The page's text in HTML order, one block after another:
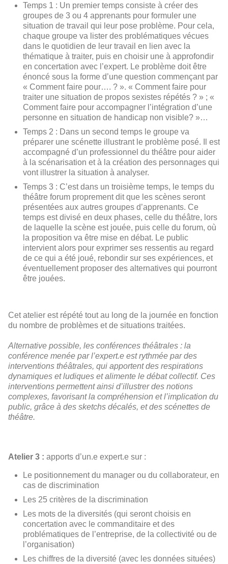
Temps 1 : Un premier temps consiste à créer des
groupes de 3 ou 4 apprenants pour formuler une
situation de travail qui leur pose problème. Pour cela,
chaque groupe va lister des problématiques vécues
dans le quotidien de leur travail en lien avec la
thématique à traiter, puis en choisir une à approfondir
en concertation avec l’expert. Le problème doit être
énoncé sous la forme d’une question commençant par
« Comment faire pour…. ? ». « Comment faire pour
traiter une situation de propos sexistes répétés ? » ; «
Comment faire pour accompagner l’intégration d’une
personne en situation de handicap non visible? »…
Temps 2 : Dans un second temps le groupe va
préparer une scénette illustrant le problème posé. Il est
accompagné d’un professionnel du théâtre pour aider
à la scénarisation et à la création des personnages qui
vont illustrer la situation à analyser.
Temps 3 : C’est dans un troisième temps, le temps du
théâtre forum proprement dit que les scènes seront
présentées aux autres groupes d’apprenants. Ce
temps est divisé en deux phases, celle du théâtre, lors
de laquelle la scène est jouée, puis celle du forum, où
la proposition va être mise en débat. Le public
intervient alors pour exprimer ses ressentis au regard
de ce qui a été joué, rebondir sur ses expériences, et
éventuellement proposer des alternatives qui pourront
être jouées.
Cet atelier est répété tout au long de la journée en fonction
du nombre de problèmes et de situations traitées.
Alternative possible, les conférences théâtrales : la
conférence menée par l’expert.e est rythmée par des
interventions théâtrales, qui apportent des respirations
dynamiques et ludiques et alimente le débat collectif. Ces
interventions permettent ainsi d’illustrer des notions
complexes, favorisant la compréhension et l’implication du
public, grâce à des sketchs décalés, et des scénettes de
théâtre.
Atelier 3 : apports d’un.e expert.e sur :
Le positionnement du manager ou du collaborateur, en
cas de discrimination
Les 25 critères de la discrimination
Les mots de la diversités (qui seront choisis en
concertation avec le commanditaire et des
problématiques de l’entreprise, de la collectivité ou de
l’organisation)
Les chiffres de la diversité (avec les données situées)